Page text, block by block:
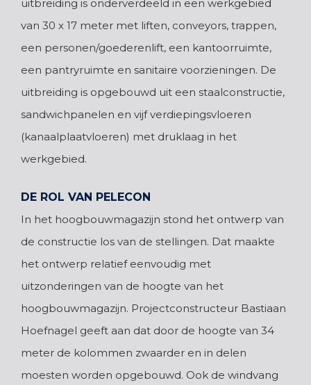
uitbreiding is onderverdeeld in een werkgebied
van 30 x 17 meter met liften, conveyors, trappen,
een personen/goederenlift, een kantoorruimte,
een pantryruimte en sanitaire voorzieningen. De
uitbreiding is opgebouwd uit een staalconstructie,
sandwichpanelen en vijf verdiepingsvloeren
(kanaalplaatvloeren) met druklaag in het
werkgebied.
DE ROL VAN PELECON
In het hoogbouwmagazijn stond het ontwerp van
de constructie los van de stellingen. Dat maakte
het ontwerp relatief eenvoudig met
uitzonderingen van de hoogte van het
hoogbouwmagazijn. Projectconstructeur Bastiaan
Hoefnagel geeft aan dat door de hoogte van 34
meter de kolommen zwaarder en in delen
moesten worden opgebouwd. Ook de windvang